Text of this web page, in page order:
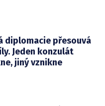
diplomacie přesouvá
Jeden konzulát
jiný vznikne